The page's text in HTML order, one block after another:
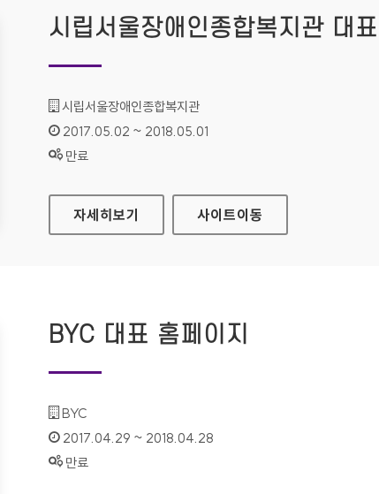
시립서울장애인종합복지관 대
기관명 :
시립서울장애인종합복지관
인증기간 :
2017.05.02 ~ 2018.05.01
상태 :
만료
시립서울장애인종합복지관 대표 홈페이지
자세히보기 사이트이동
BYC 대표 홈페이지
기관명 :
BYC
인증기간 :
2017.04.29 ~ 2018.04.28
상태 :
만료